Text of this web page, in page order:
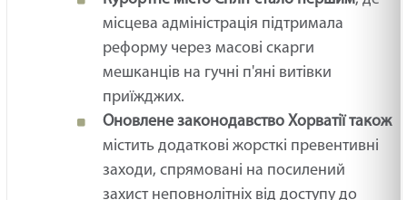
місцева адміністрація підтримала
реформу через масові скарги
мешканців на гучні п'яні витівки
приїжджих.
Оновлене законодавство Хорватії також
містить додаткові жорсткі превентивні
заходи, спрямовані на посилений
захист неповнолітніх від доступу до